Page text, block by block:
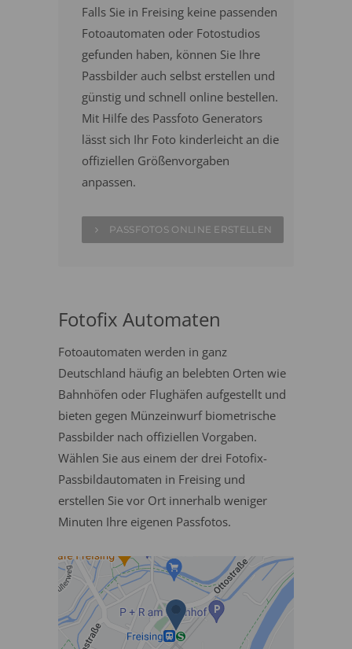
Falls Sie in Freising keine passenden
Fotoautomaten oder Fotostudios
gefunden haben, können Sie Ihre
Passbilder auch selbst erstellen und
günstig und schnell online bestellen.
Mit Hilfe des Passfoto Generators
lässt sich Ihr Foto kinderleicht an die
offiziellen Größenvorgaben
anpassen.
PASSFOTOS ONLINE ERSTELLEN
Fotofix Automaten
Fotoautomaten werden in ganz
Deutschland häufig an belebten Orten wie
Bahnhöfen oder Flughäfen aufgestellt und
bieten gegen Münzeinwurf biometrische
Passbilder nach offiziellen Vorgaben.
Wählen Sie aus einem der drei Fotofix-
Passbildautomaten in Freising und
erstellen Sie vor Ort innerhalb weniger
Minuten Ihre eigenen Passfotos.